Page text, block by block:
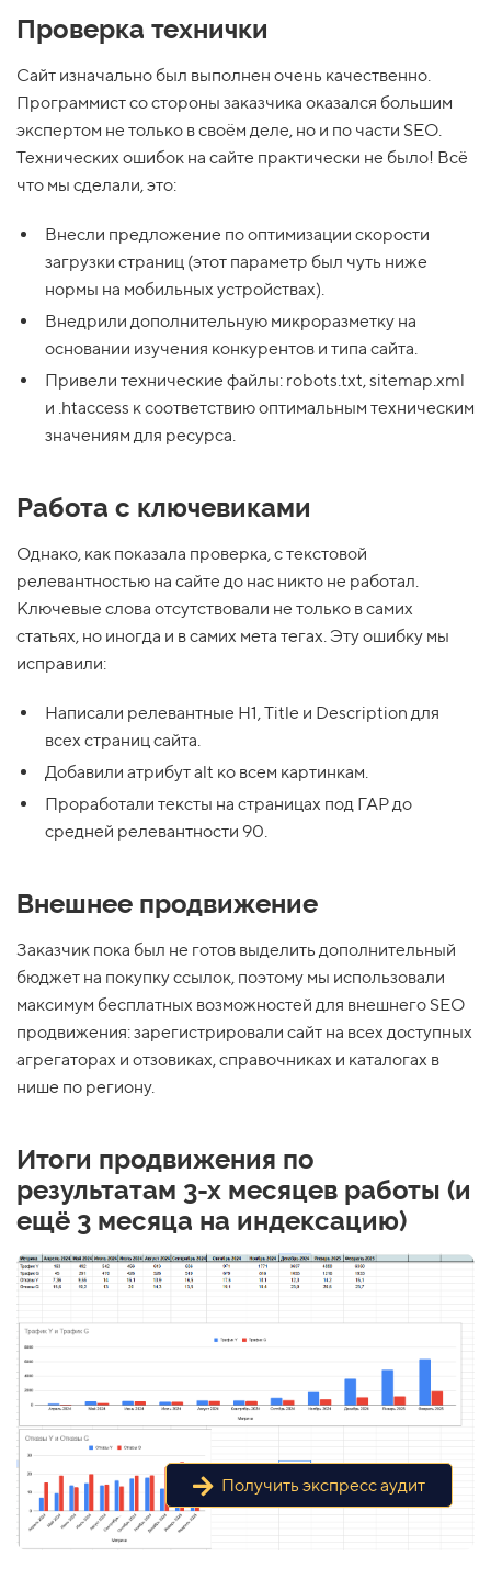
Проверка технички
Сайт изначально был выполнен очень качественно.
Программист со стороны заказчика оказался большим
экспертом не только в своём деле, но и по части SEO.
Технических ошибок на сайте практически не было! Всё
что мы сделали, это:
Внесли предложение по оптимизации скорости
загрузки страниц (этот параметр был чуть ниже
нормы на мобильных устройствах).
Внедрили дополнительную микроразметку на
основании изучения конкурентов и типа сайта.
Привели технические файлы: robots.txt, sitemap.xml
и .htaccess к соответствию оптимальным техническим
значениям для ресурса.
Работа с ключевиками
Однако, как показала проверка, с текстовой
релевантностью на сайте до нас никто не работал.
Ключевые слова отсутствовали не только в самих
статьях, но иногда и в самих мета тегах. Эту ошибку мы
исправили:
Написали релевантные H1, Title и Description для
всех страниц сайта.
Добавили атрибут alt ко всем картинкам.
Проработали тексты на страницах под ГАР до
средней релевантности 90.
Внешнее продвижение
Заказчик пока был не готов выделить дополнительный
бюджет на покупку ссылок, поэтому мы использовали
максимум бесплатных возможностей для внешнего SEO
продвижения: зарегистрировали сайт на всех доступных
агрегаторах и отзовиках, справочниках и каталогах в
нише по региону.
Итоги продвижения по
результатам 3-х месяцев работы (и
ещё 3 месяца на индексацию)
Получить экспресс аудит